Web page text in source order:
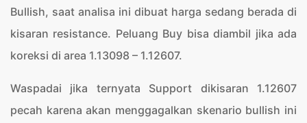
Bullish, saat analisa ini dibuat harga sedang berada di
kisaran resistance. Peluang Buy bisa diambil jika ada
koreksi di area 1.13098 – 1.12607.
Waspadai jika ternyata Support dikisaran 1.12607
pecah karena akan menggagalkan skenario bullish ini